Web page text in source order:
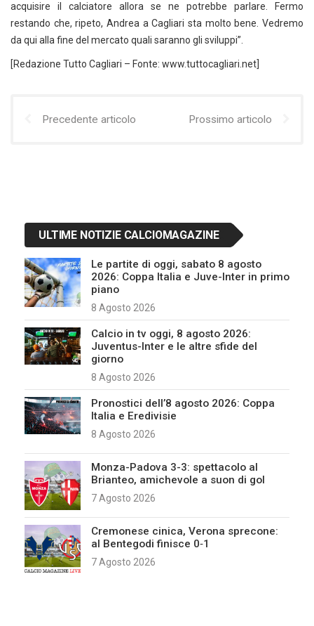
acquisire il calciatore allora se ne potrebbe parlare. Fermo
restando che, ripeto, Andrea a Cagliari sta molto bene. Vedremo
da qui alla fine del mercato quali saranno gli sviluppi”.
[Redazione Tutto Cagliari – Fonte: www.tuttocagliari.net]
Precedente articolo Prossimo articolo
ULTIME NOTIZIE CALCIOMAGAZINE
Le partite di oggi, sabato 8 agosto
2026: Coppa Italia e Juve-Inter in primo
piano
8 Agosto 2026
Calcio in tv oggi, 8 agosto 2026:
Juventus-Inter e le altre sfide del
giorno
8 Agosto 2026
Pronostici dell’8 agosto 2026: Coppa
Italia e Eredivisie
8 Agosto 2026
Monza-Padova 3-3: spettacolo al
Brianteo, amichevole a suon di gol
7 Agosto 2026
Cremonese cinica, Verona sprecone:
al Bentegodi finisce 0‑1
7 Agosto 2026